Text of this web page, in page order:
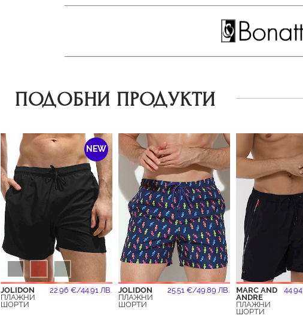
ПОДОБНИ ПРОДУКТИ
NEW
JOLIDON
22.96 €/44.91 ЛВ.
ПЛАЖНИ
ШОРТИ
JOLIDON
25.51 €/49.89 ЛВ.
ПЛАЖНИ
ШОРТИ
MARC AND
ANDRE
ПЛАЖНИ
ШОРТИ